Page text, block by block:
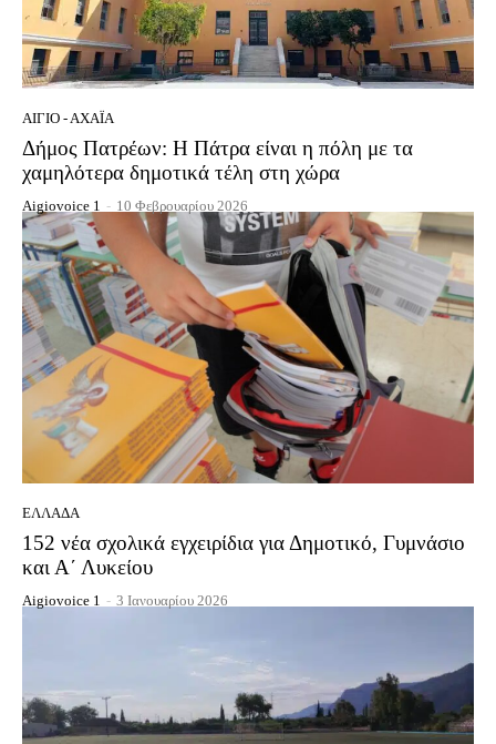
ΑΊΓΙΟ - ΑΧΑΪ́Α
Δήμος Πατρέων: Η Πάτρα είναι η πόλη με τα
χαμηλότερα δημοτικά τέλη στη χώρα
Aigiovoice 1 - 10 Φεβρουαρίου 2026
ΕΛΛΆΔΑ
152 νέα σχολικά εγχειρίδια για Δημοτικό, Γυμνάσιο
και Α΄ Λυκείου
Aigiovoice 1 - 3 Ιανουαρίου 2026